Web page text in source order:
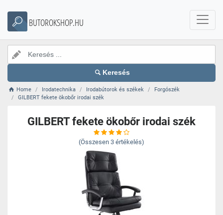
BUTOROKSHOP.HU
Keresés
Home Irodatechnika Irodabútorok és székek
Forgószék
GILBERT fekete ökobőr irodai szék
GILBERT fekete ökobőr irodai szék
(Összesen 3 értékelés)